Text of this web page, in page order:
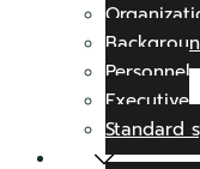
Personnel
Executive
Standard